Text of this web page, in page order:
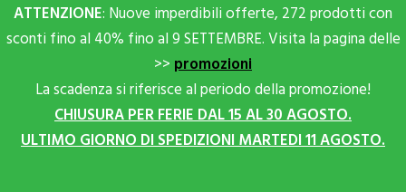
ATTENZIONE: Nuove imperdibili offerte, 272 prodotti con
sconti fino al 40% fino al 9 SETTEMBRE. Visita la pagina delle
>> promozioni
La scadenza si riferisce al periodo della promozione!
CHIUSURA PER FERIE DAL 15 AL 30 AGOSTO.
ULTIMO GIORNO DI SPEDIZIONI MARTEDI 11 AGOSTO.